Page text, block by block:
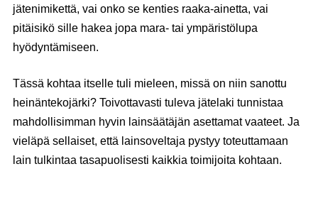
jätenimikettä, vai onko se kenties raaka-ainetta, vai
pitäisikö sille hakea jopa mara- tai ympäristölupa
hyödyntämiseen.
Tässä kohtaa itselle tuli mieleen, missä on niin sanottu
heinäntekojärki? Toivottavasti tuleva jätelaki tunnistaa
mahdollisimman hyvin lainsäätäjän asettamat vaateet. Ja
vieläpä sellaiset, että lainsoveltaja pystyy toteuttamaan
lain tulkintaa tasapuolisesti kaikkia toimijoita kohtaan.